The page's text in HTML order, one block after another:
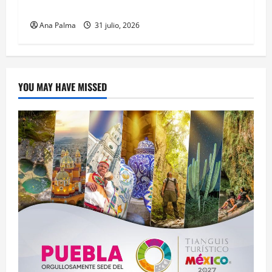
Ana Palma 31 julio, 2026
YOU MAY HAVE MISSED